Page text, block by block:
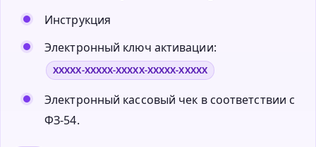
Инструкция
Электронный ключ активации:
XXXXX-XXXXX-XXXXX-XXXXX-XXXXX
Электронный кассовый чек в соответствии с
ФЗ-54.